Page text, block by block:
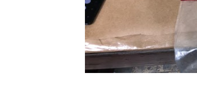
Hipótesis policial
CESDN urge
Candidato a